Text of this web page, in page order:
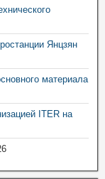
Янцзян
материала
ITER на